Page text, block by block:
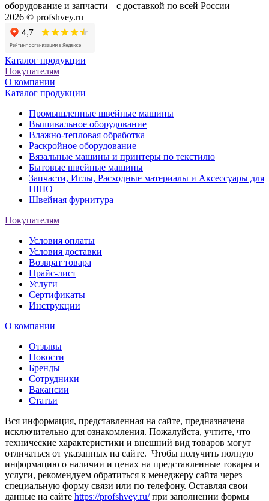
оборудование и запчасти с доставкой по всей России
2026 © profshvey.ru
Каталог продукции
Покупателям
О компании
Каталог продукции
Промышленные швейные машины
Вышивальное оборудование
Влажно-тепловая обработка
Раскройное оборудование
Вязальные машины и принтеры по текстилю
Бытовые швейные машины
Запчасти, Иглы, Расходные материалы и Аксессуары для
ПШО
Швейная фурнитура
Покупателям
Условия оплаты
Условия доставки
Возврат товара
Прайс-лист
Услуги
Сертификаты
Инструкции
О компании
Отзывы
Новости
Бренды
Сотрудники
Вакансии
Статьи
Вся информация, представленная на сайте, предназначена
исключительно для ознакомления. Пожалуйста, учтите, что
технические характеристики и внешний вид товаров могут
отличаться от указанных на сайте. Чтобы получить полную
информацию о наличии и ценах на представленные товары и
услуги, рекомендуем обратиться к менеджеру сайта через
специальную форму связи или по телефону. Оставляя свои
данные на сайте https://profshvey.ru/при заполнении формы